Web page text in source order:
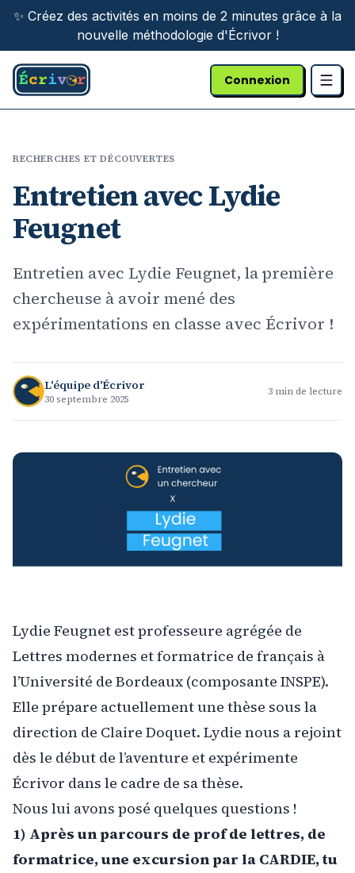
Aller au contenu principal
✨ Créez des activités en moins de 2 minutes grâce à la
nouvelle méthodologie d'Écrivor !
Connexion
RECHERCHES ET DÉCOUVERTES
Entretien avec Lydie
Feugnet
Entretien avec Lydie Feugnet, la première
chercheuse à avoir mené des
expérimentations en classe avec Écrivor !
L'équipe d'Écrivor
30 septembre 2025
3 min de lecture
Lydie Feugnet est professeure agrégée de
Lettres modernes et formatrice de français à
l’Université de Bordeaux (composante INSPE).
Elle prépare actuellement une thèse sous la
direction de Claire Doquet. Lydie nous a rejoint
dès le début de l’aventure et expérimente
Écrivor dans le cadre de sa thèse.
Nous lui avons posé quelques questions !
1) Après un parcours de prof de lettres, de
formatrice, une excursion par la CARDIE, tu